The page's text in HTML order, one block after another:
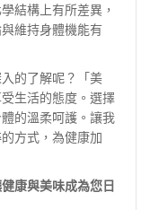
結構上有所差異，
維持身體機能有
的了解呢？「美
生活的態度。選擇
的溫柔呵護。讓我
方式，為健康加
康與美味成為您日